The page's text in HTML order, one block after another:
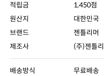
적립금
1,450점
원산지
대한민국
브랜드
젠틀리머
제조사
(주)젠틀
배송방식 무료배송